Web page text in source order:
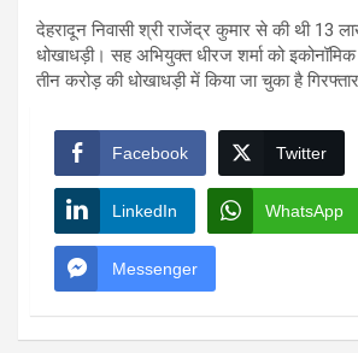
देहरादून निवासी श्री राजेंद्र कुमार से की थी 13
धोखाधड़ी। सह अभियुक्त धीरज शर्मा को इकोनॉमिक
तीन करोड़ की धोखाधड़ी में किया जा चुका है
Facebook Twitter
LinkedIn WhatsApp
Messenger